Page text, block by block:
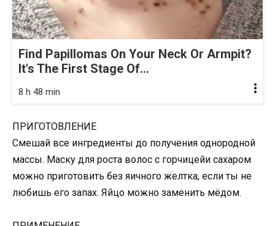
Find Papillomas On Your Neck Or Armpit?
It's The First Stage Of...
8 h 48 min
ПРИГОТОВЛЕНИЕ
Смешай все ингредиенты до получения однородной
массы. Маску для роста волос с горчицейи сахаром
можно приготовить без яичного желтка, если ты не
любишь его запах. Яйцо можно заменить мёдом.